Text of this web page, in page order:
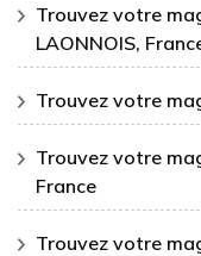
Trouvez votre
LAONNOIS,
Trouvez votre
Trouvez votre
France
Trouvez votre